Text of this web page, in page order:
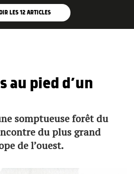
LES 12ARTICLES
au pied d’un
somptueuse forêt du
du plus grand
de l’ouest.